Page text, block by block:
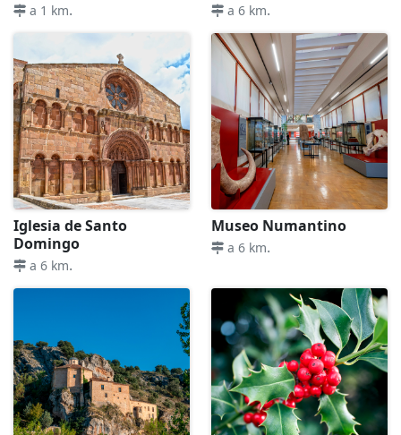
a 1 km. a 6 km.
Iglesia de Santo
Domingo
a 6 km.
Museo Numantino
a 6 km.